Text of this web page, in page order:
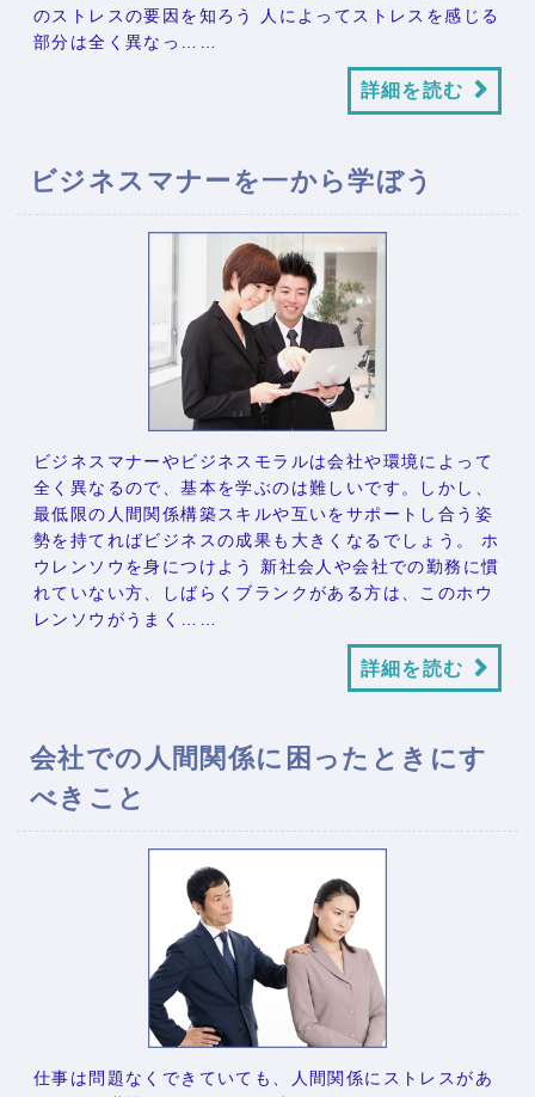
のストレスの要因を知ろう 人によってストレスを感じる
部分は全く異なっ……
詳細を読む
ビジネスマナーを一から学ぼう
ビジネスマナーやビジネスモラルは会社や環境によって
全く異なるので、基本を学ぶのは難しいです。しかし、
最低限の人間関係構築スキルや互いをサポートし合う姿
勢を持てればビジネスの成果も大きくなるでしょう。 ホ
ウレンソウを身につけよう 新社会人や会社での勤務に慣
れていない方、しばらくブランクがある方は、このホウ
レンソウがうまく……
詳細を読む
会社での人間関係に困ったときにす
べきこと
仕事は問題なくできていても、人間関係にストレスがあ